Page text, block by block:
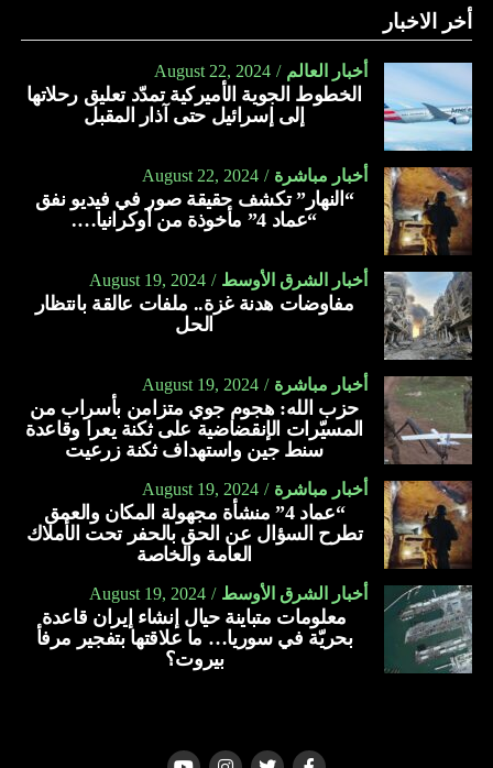
أخر الاخبار
أخبار العالم August 22, 2024
الخطوط الجوية الأميركية تمدّد تعليق رحلاتها
إلى إسرائيل حتى آذار المقبل
أخبار مباشرة August 22, 2024
“النهار” تكشف حقيقة صور في فيديو نفق
“عماد 4” مأخوذة من أوكرانيا….
أخبار الشرق الأوسط August 19, 2024
مفاوضات هدنة غزة.. ملفات عالقة بانتظار
الحل
أخبار مباشرة August 19, 2024
حزب الله: هجوم جوي متزامن بأسراب من
المسيّرات الإنقضاضية على ثكنة يعرا وقاعدة
سنط جين واستهداف ثكنة زرعيت
أخبار مباشرة August 19, 2024
“عماد 4” منشأة مجهولة المكان والعمق
تطرح السؤال عن الحق بالحفر تحت الأملاك
العامة والخاصة
أخبار الشرق الأوسط August 19, 2024
معلومات متباينة حيال إنشاء إيران قاعدة
بحريّة في سوريا… ما علاقتها بتفجير مرفأ
بيروت؟